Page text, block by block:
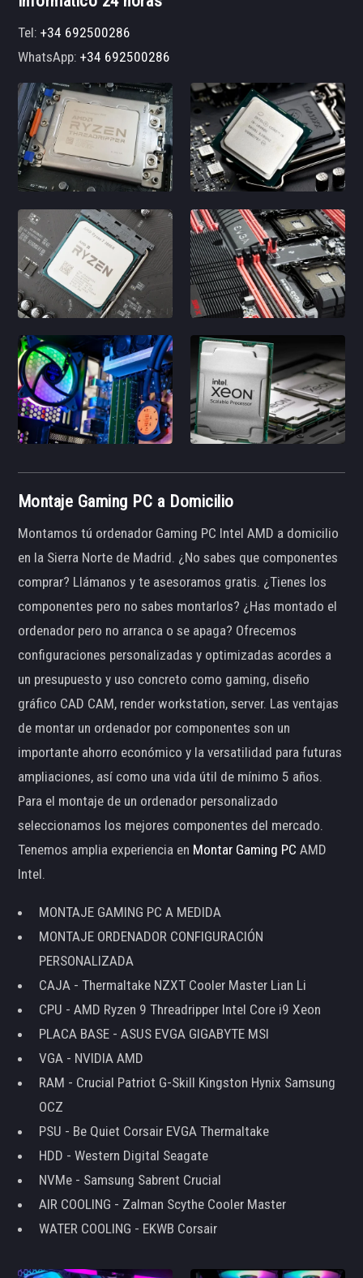
Tel:+34 692500286
WhatsApp:+34 692500286
Montaje Gaming PC a Domicilio
Montamos tú ordenador Gaming PC Intel AMD a domicilio
en la Sierra Norte de Madrid. ¿No sabes que componentes
comprar? Llámanos y te asesoramos gratis. ¿Tienes los
componentes pero no sabes montarlos? ¿Has montado el
ordenador pero no arranca o se apaga? Ofrecemos
configuraciones personalizadas y optimizadas acordes a
un presupuesto y uso concreto como gaming, diseño
gráfico CAD CAM, render workstation, server. Las ventajas
de montar un ordenador por componentes son un
importante ahorro económico y la versatilidad para futuras
ampliaciones, así como una vida útil de mínimo 5 años.
Para el montaje de un ordenador personalizado
seleccionamos los mejores componentes del mercado.
Tenemos amplia experiencia en Montar Gaming PC AMD
Intel.
MONTAJE GAMING PC A MEDIDA
MONTAJE ORDENADOR CONFIGURACIÓN
PERSONALIZADA
CAJA - Thermaltake NZXT Cooler Master Lian Li
CPU - AMD Ryzen 9 Threadripper Intel Core i9 Xeon
PLACA BASE - ASUS EVGA GIGABYTE MSI
VGA - NVIDIA AMD
RAM - Crucial Patriot G-Skill Kingston Hynix Samsung
OCZ
PSU - Be Quiet Corsair EVGA Thermaltake
HDD - Western Digital Seagate
NVMe - Samsung Sabrent Crucial
AIR COOLING - Zalman Scythe Cooler Master
WATER COOLING - EKWB Corsair